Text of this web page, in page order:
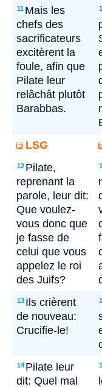
11 Mais les
chefs des
sacrificateurs
excitèrent la
foule, afin que
Pilate leur
relâchât plutôt
Barabbas.
LSG
12 Pilate,
reprenant la
parole, leur dit:
Que voulez-
vous donc que
je fasse de
celui que vous
appelez le roi
des Juifs?
13 Ils crièrent
de nouveau:
Crucifie-le!
14 Pilate leur
dit: Quel mal